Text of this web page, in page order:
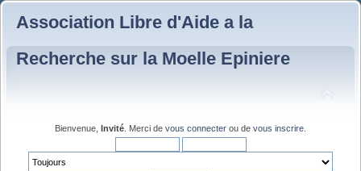
Association Libre d'Aide a la
Recherche sur la Moelle Epiniere
Bienvenue, Invité . Merci de vous connecter ou de vous inscrire